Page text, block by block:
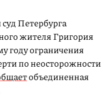
Петербурга
жителя Григория
году ограничения
по неосторожности
объединенная